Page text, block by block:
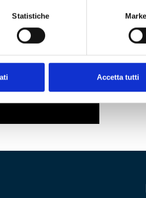
Statistiche
Accetta tutti